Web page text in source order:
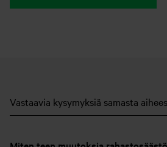
Vastaavia kysymyksiä samasta